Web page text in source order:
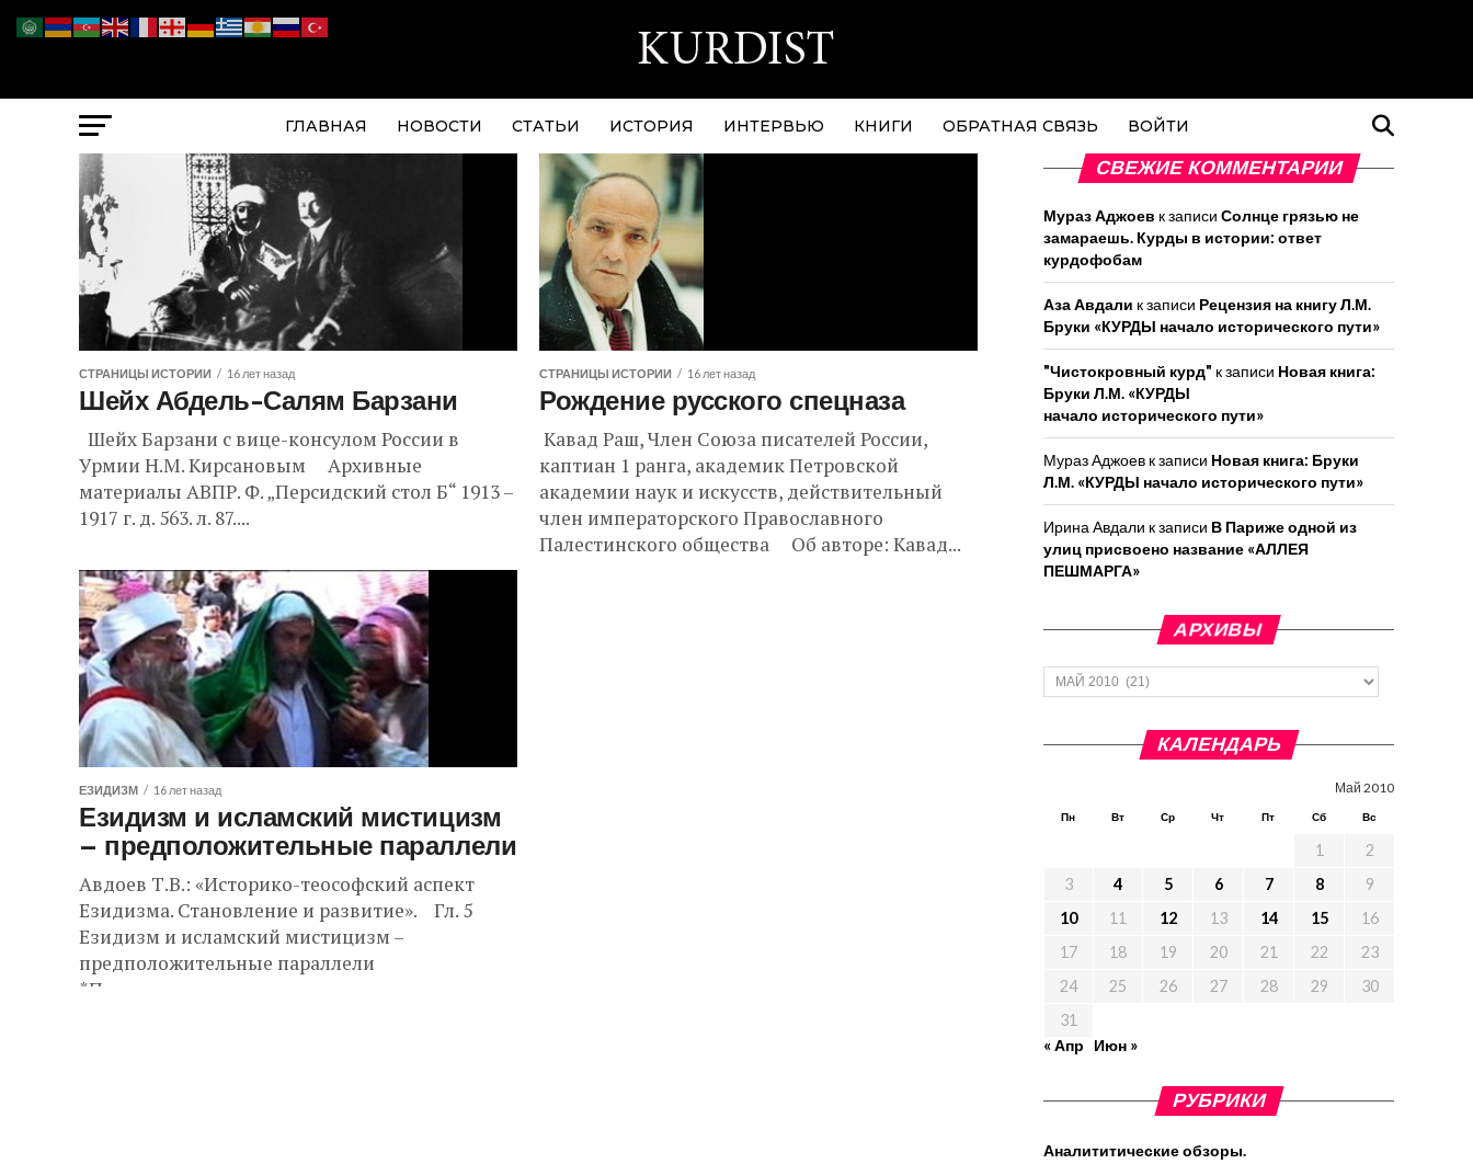
ГЛАВНАЯ НОВОСТИ СТАТЬИ ИСТОРИЯ ИНТЕРВЬЮ КНИГИ ОБРАТНАЯ СВЯЗЬ ВОЙТИ
СТРАНИЦЫ ИСТОРИИ 16 лет назад
Шейх Абдель-Салям Барзани
Шейх Барзани с вице-консулом России в
Урмии Н.М. Кирсановым Архивные
материалы АВПР. Ф. „Персидский стол Б“ 1913 –
1917 г. д. 563. л. 87....
СТРАНИЦЫ ИСТОРИИ 16 лет назад
Рождение русского спецназа
Кавад Раш, Член Союза писателей России,
каптиан 1 ранга, академик Петровской
академии наук и искусств, действительный
член императорского Православного
Палестинского общества Об авторе: Кавад...
ЕЗИДИЗМ 16 лет назад
Езидизм и исламский мистицизм
– предположительные параллели
Авдоев Т.В.: «Историко-теософский аспект
Езидизма. Становление и развитие». Гл. 5
Езидизм и исламский мистицизм –
предположительные параллели
*Продолжение
СВЕЖИЕ КОММЕНТАРИИ
Мураз Аджоев к записи Солнце грязью не
замараешь. Курды в истории: ответ
курдофобам
Аза Авдали к записи Рецензия на книгу Л.М.
Бруки «КУРДЫ начало исторического пути»
"Чистокровный курд" к записи Новая книга:
Бруки Л.М. «КУРДЫ
начало исторического пути»
Мураз Аджоев к записи Новая книга: Бруки
Л.М. «КУРДЫ начало исторического пути»
Ирина Авдали к записи В Париже одной из
улиц присвоено название «АЛЛЕЯ
ПЕШМАРГА»
АРХИВЫ
Архивы
КАЛЕНДАРЬ
Май 2010
Пн Вт Ср Чт Пт Сб Вс
1
2
3
4 5 6 7 8
9
10
11 12 13 14 15
16
17
18 19 20 21 22
23
24
25 26 27 28 29
30
31
« Апр
Июн »
РУБРИКИ
Аналититические обзоры.